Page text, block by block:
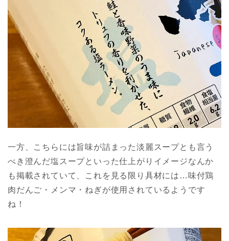
一方、こちらには旨味が詰まった淡麗スープとも言う
べき澄んだ塩スープといった仕上がりイメージなんか
も掲載されていて、これを見る限り具材には…味付鶏
肉だんご・メンマ・ねぎが使用されているようです
ね！